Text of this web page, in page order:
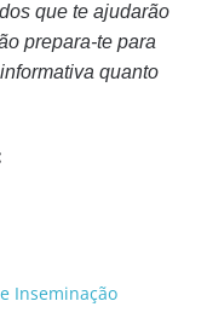
que te ajudarão
prepara-te para
quanto
Inseminação